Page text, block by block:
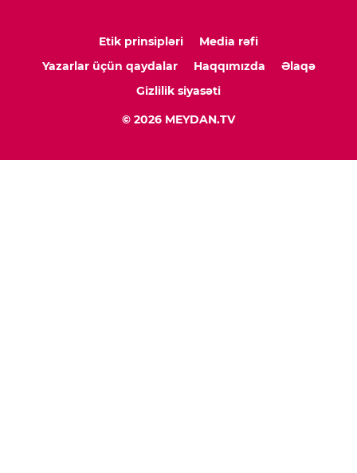
Etik prinsipləri
Media rəfi
Yazarlar üçün qaydalar
Haqqımızda
Əlaqə
Gizlilik siyasəti
© 2026 MEYDAN.TV